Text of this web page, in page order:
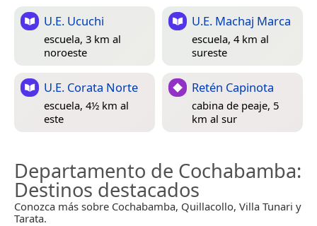
U.E. Ucuchi
escuela, 3 km al
noroeste
U.E. Machaj Marca
escuela, 4 km al
sureste
U.E. Corata Norte
escuela, 4½ km al
este
Retén Capinota
cabina de peaje, 5
km al sur
Departamento de Cochabamba:
Destinos destacados
Conozca más sobre Cochabamba, Quillacollo, Villa Tunari y
Tarata.